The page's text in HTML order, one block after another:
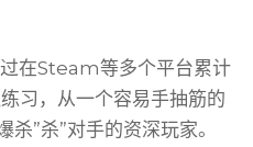
在Steam等多个平台累计
习，从一个容易手抽筋的
”杀”对手的资深玩家。